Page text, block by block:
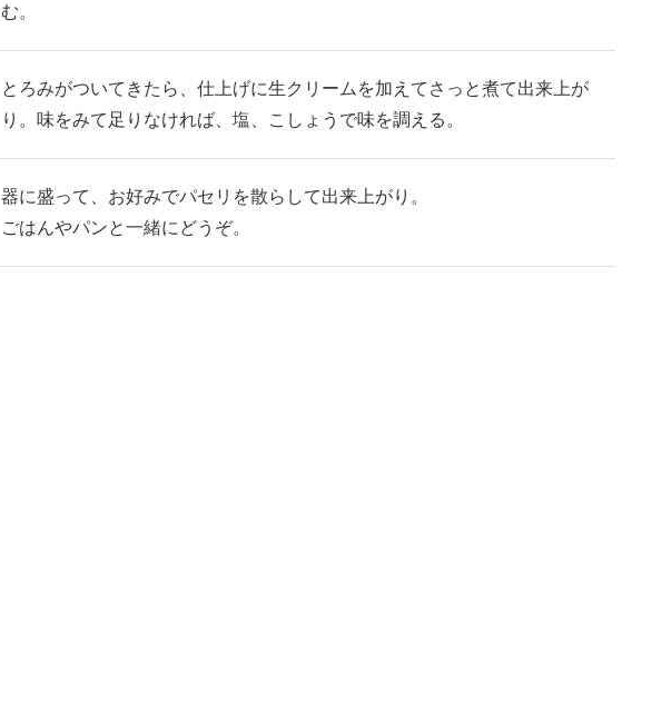
む。
とろみがついてきたら、仕上げに生クリームを加えてさっと煮て出来上が
り。味をみて足りなければ、塩、こしょうで味を調える。
器に盛って、お好みでパセリを散らして出来上がり。
ごはんやパンと一緒にどうぞ。